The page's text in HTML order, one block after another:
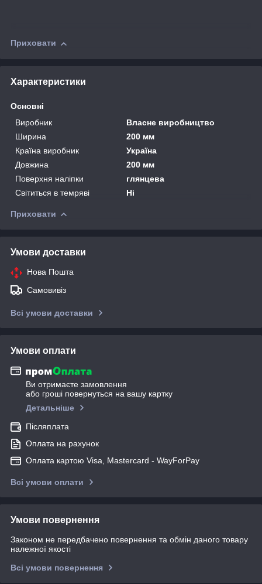
Приховати
Характеристики
Основні
Виробник
Власне виробництво
Ширина
200 мм
Країна виробник
Україна
Довжина
200 мм
Поверхня наліпки
глянцева
Світиться в темряві
Ні
Приховати
Умови доставки
Нова Пошта
Самовивіз
Всі умови доставки
Умови оплати
Ви отримаєте замовлення
або гроші повернуться на вашу картку
Детальніше
Післяплата
Оплата на рахунок
Оплата картою Visa, Mastercard - WayForPay
Всі умови оплати
Умови повернення
Законом не передбачено повернення та обмін даного товару
належної якості
Всі умови повернення